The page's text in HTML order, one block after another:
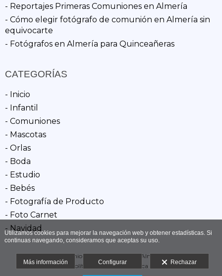
- Reportajes Primeras Comuniones en Almería
- Cómo elegir fotógrafo de comunión en Almería sin
equivocarte
- Fotógrafos en Almería para Quinceañeras
CATEGORÍAS
- Inicio
- Infantil
- Comuniones
- Mascotas
- Orlas
- Boda
- Estudio
- Bebés
- Fotografía de Producto
- Foto Carnet
- Navidad
Antonio Siles | Fotógrafos en Almería
Aviso legal- Política de cookies- Política de privacidad
Utilizamos cookies para mejorar la navegación web y obtener estadísticas. Si
continuas navegando, consideramos que aceptas su uso.
Más información Configurar Rechazar